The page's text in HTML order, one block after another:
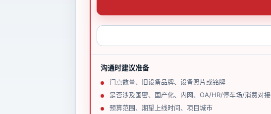
沟通时建议准备
门点数量、旧设备品牌、设备照片或铭牌
是否涉及国密、国产化、内网、OA/HR/停车场/消费对接
预算范围、期望上线时间、项目城市